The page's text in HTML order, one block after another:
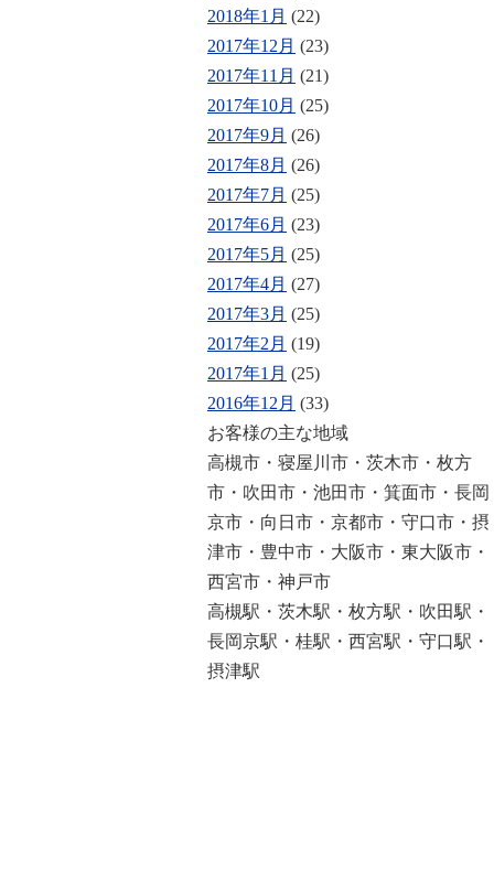
2018年1月 (22)
2017年12月 (23)
2017年11月 (21)
2017年10月 (25)
2017年9月 (26)
2017年8月 (26)
2017年7月 (25)
2017年6月 (23)
2017年5月 (25)
2017年4月 (27)
2017年3月 (25)
2017年2月 (19)
2017年1月 (25)
2016年12月 (33)
お客様の主な地域
高槻市・寝屋川市・茨木市・枚方
市・吹田市・池田市・箕面市・長岡
京市・向日市・京都市・守口市・摂
津市・豊中市・大阪市・東大阪市・
西宮市・神戸市
高槻駅・茨木駅・枚方駅・吹田駅・
長岡京駅・桂駅・西宮駅・守口駅・
摂津駅